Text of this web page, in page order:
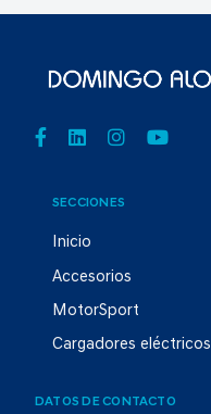
SECCIONES
Inicio
Accesorios
MotorSport
Cargadores eléctricos
DATOS DE CONTACTO